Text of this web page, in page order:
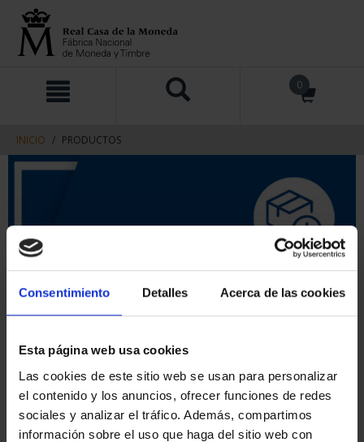
Consentimiento Detalles Acerca de las cookies
Esta página web usa cookies
Las cookies de este sitio web se usan para personalizar
el contenido y los anuncios, ofrecer funciones de redes
sociales y analizar el tráfico. Además, compartimos
información sobre el uso que haga del sitio web con
contenido
navegacin
0
INICIO PRODUCTOS
ORDENAR POR: